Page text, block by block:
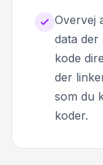
Overvej
data
kode
der
som du
koder.